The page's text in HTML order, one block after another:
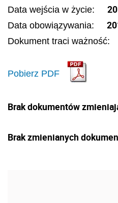
Data wejścia w życie:
Data obowiązywania:
Dokument traci ważność:
Pobierz PDF
Brak dokumentów
Brak zmienianych